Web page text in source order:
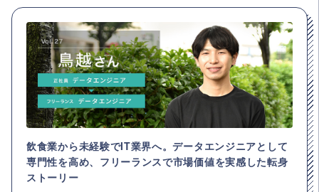
飲食業から未経験でIT業界へ。データエンジニアとして
専門性を高め、フリーランスで市場価値を実感した転身
ストーリー